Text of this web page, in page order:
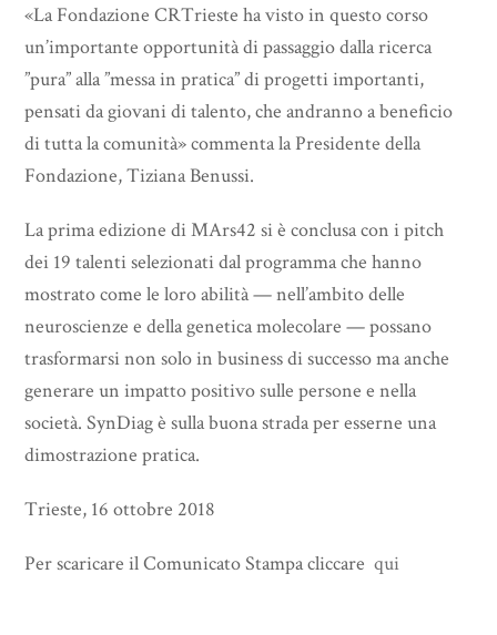
«La Fondazione CRTrieste ha visto in questo corso
un’importante opportunità di passaggio dalla ricerca
”pura” alla ”messa in pratica” di progetti importanti,
pensati da giovani di talento, che andranno a beneficio
di tutta la comunità» commenta la Presidente della
Fondazione, Tiziana Benussi.
La prima edizione di MArs42 si è conclusa con i pitch
dei 19 talenti selezionati dal programma che hanno
mostrato come le loro abilità — nell’ambito delle
neuroscienze e della genetica molecolare — possano
trasformarsi non solo in business di successo ma anche
generare un impatto positivo sulle persone e nella
società. SynDiag è sulla buona strada per esserne una
dimostrazione pratica.
Trieste, 16 ottobre 2018
Per scaricare il Comunicato Stampa cliccarequi